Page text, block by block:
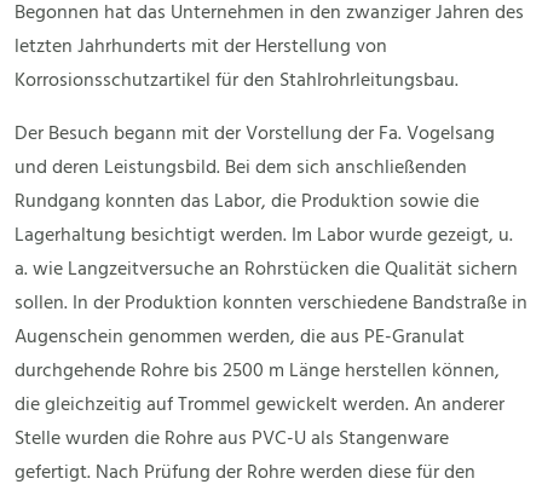
Begonnen hat das Unternehmen in den zwanziger Jahren des
letzten Jahrhunderts mit der Herstellung von
Korrosionsschutzartikel für den Stahlrohrleitungsbau.
Der Besuch begann mit der Vorstellung der Fa. Vogelsang
und deren Leistungsbild. Bei dem sich anschließenden
Rundgang konnten das Labor, die Produktion sowie die
Lagerhaltung besichtigt werden. Im Labor wurde gezeigt, u.
a. wie Langzeitversuche an Rohrstücken die Qualität sichern
sollen. In der Produktion konnten verschiedene Bandstraße in
Augenschein genommen werden, die aus PE-Granulat
durchgehende Rohre bis 2500 m Länge herstellen können,
die gleichzeitig auf Trommel gewickelt werden. An anderer
Stelle wurden die Rohre aus PVC-U als Stangenware
gefertigt. Nach Prüfung der Rohre werden diese für den